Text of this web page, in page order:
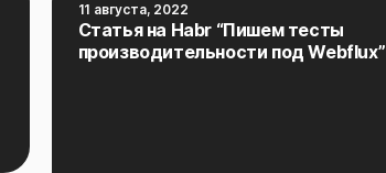
11 августа, 2022
Статья на Habr “Пишем тесты
производительности под Webflux”